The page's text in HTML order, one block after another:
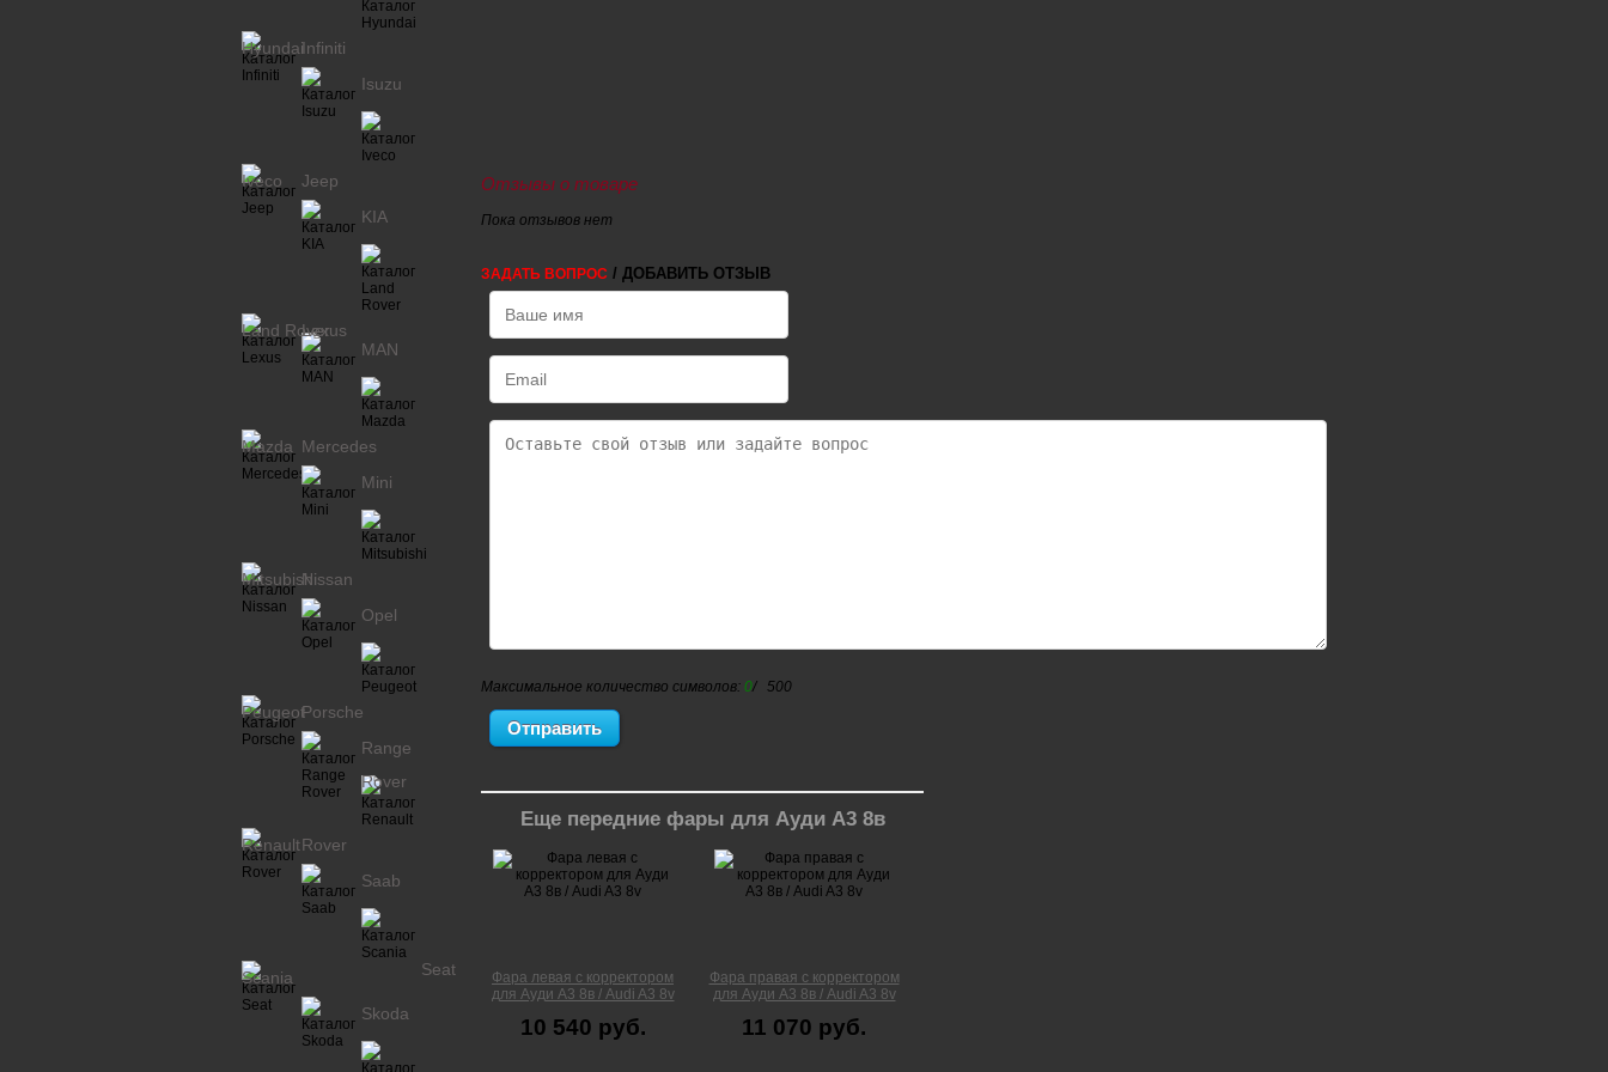
Отзывы о товаре
Пока отзывов нет
ЗАДАТЬ ВОПРОС / ДОБАВИТЬ ОТЗЫВ
Максимальное количество символов: 0/ 500
Еще передние фары для Ауди А3 8в
Фара левая с корректором
для Ауди А3 8в / Audi A3 8v
10 540 руб.
Фара правая с корректором
для Ауди А3 8в / Audi A3 8v
11 070 руб.
HyundaiInfiniti
Isuzu
Iveco
Jeep
KIA
Land Rover
Lexus
MAN
Mazda Mercedes
Mini
MitsubishiNissan
Opel
PeugeotPorsche
Range
Rover
RenaultRover
Saab
Scania Seat
Skoda